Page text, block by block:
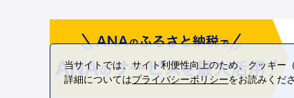
当サイトでは、サイト利便性向上のため、クッキー
詳細についてはプライバシーポリシーをお読みくださ